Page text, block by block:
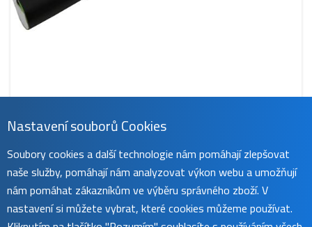
599 Kč
obvykle do 45 dnů koupit
Nastavení souborů Cookies
Soubory cookies a další technologie nám pomáhají zlepšovat
naše služby, pomáhají nám analyzovat výkon webu a umožňují
nám pomáhat zákazníkům ve výběru správného zboží. V
nastavení si můžete vybrat, které cookies můžeme používat.